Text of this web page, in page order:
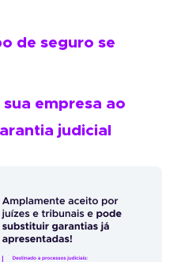
de seguro se
empresa ao
judicial